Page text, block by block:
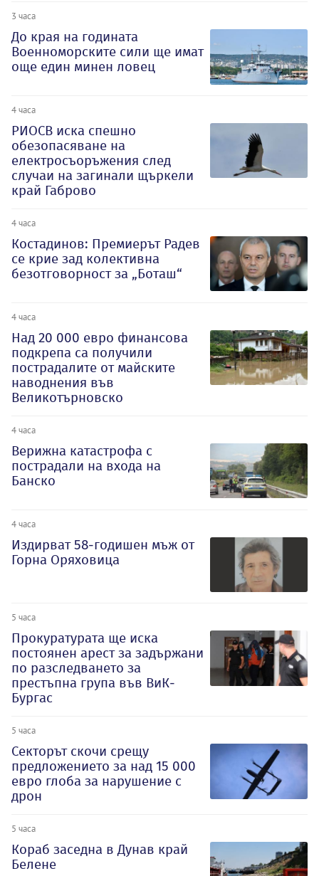
3 часа
До края на годината
Военноморските сили ще имат
още един минен ловец
4 часа
РИОСВ иска спешно
обезопасяване на
електросъоръжения след
случаи на загинали щъркели
край Габрово
4 часа
Костадинов: Премиерът Радев
се крие зад колективна
безотговорност за „Боташ“
4 часа
Над 20 000 евро финансова
подкрепа са получили
пострадалите от майските
наводнения във
Великотърновско
4 часа
Верижна катастрофа с
пострадали на входа на
Банско
4 часа
Издирват 58-годишен мъж от
Горна Оряховица
5 часа
Прокуратурата ще иска
постоянен арест за задържани
по разследването за
престъпна група във ВиК-
Бургас
5 часа
Секторът скочи срещу
предложението за над 15 000
евро глоба за нарушение с
дрон
5 часа
Кораб заседна в Дунав край
Белене